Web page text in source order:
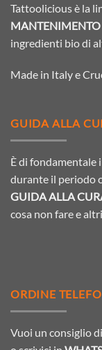
Tattoolicious è la
MANTENIMENTO
ingredienti bio di
Made in Italy e
GUIDA ALLA
È di fondamentale
durante il periodo
GUIDA ALLA
cosa non fare e
ORDINE
Vuoi un consiglio